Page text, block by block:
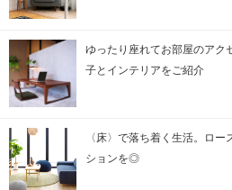
ゆったり座れてお部屋のアク
子とインテリアをご紹介
〈床〉で落ち着く生活。ロ
ションを◎